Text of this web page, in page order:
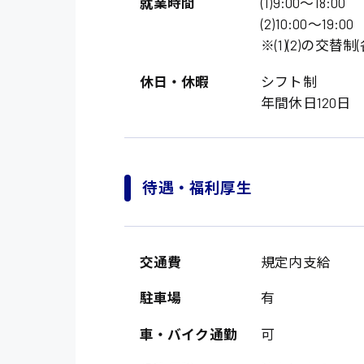
製造・軽作業・物流系
組立、加工
軽作業
介護・医療系
医師
大竹市
時給1200円～
(2)10:00〜19:00
※(1)(2)の交替制
休日・休暇
シフト制
年間休日120日
待遇・福利厚生
交通費 規定内支給
駐車場 有
車・バイク通勤 可